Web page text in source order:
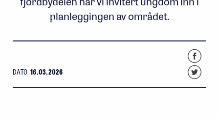
planleggingen av området.
DATO 16.03.2026